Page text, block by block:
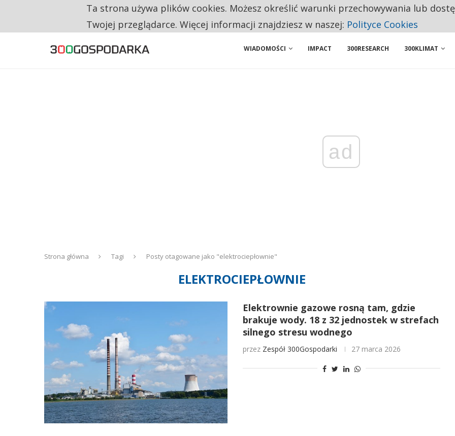
CO TRZECIĄ ZŁOTÓWKĘ Z EMERYTURY SENIORZY PRZEZNACZAJĄ NA PODSTAWOWE ZAKUPY
WIADOMOŚCI IMPACT 300RESEARCH 300KLIMAT
ad
Strona główna Tagi Posty otagowane jako "elektrociepłownie"
ELEKTROCIEPŁOWNIE
Elektrownie gazowe rosną tam, gdzie
brakuje wody. 18 z 32 jednostek w strefach
silnego stresu wodnego
przez Zespół 300Gospodarki 27 marca 2026
Ta strona używa plików cookies. Możesz określić warunki przechowywania lub
Twojej przeglądarce. Więcej informacji znajdziesz w naszej: Polityce Cookies